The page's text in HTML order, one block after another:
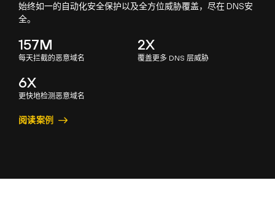
始终如一的自动化安全保护以及全方位威胁覆盖，尽在 DNS安
全。
157M
每天拦截的恶意域名
2X
覆盖更多 DNS 层威胁
6X
更快地检测恶意域名
阅读案例